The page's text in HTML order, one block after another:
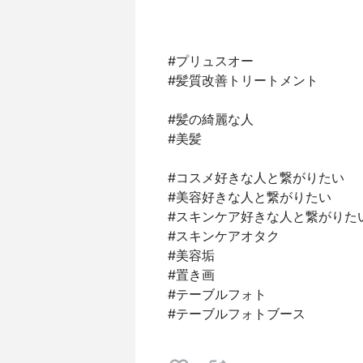
#プリュスオー
#髪質改善トリートメント
#髪の綺麗な人
#美髪
#コスメ好きな人と繋がりたい
#美容好きな人と繋がりたい
#スキンケア好きな人と繋がりた
#スキンケアオタク
#美容垢
#置き画
#テーブルフォト
#テーブルフォトブース